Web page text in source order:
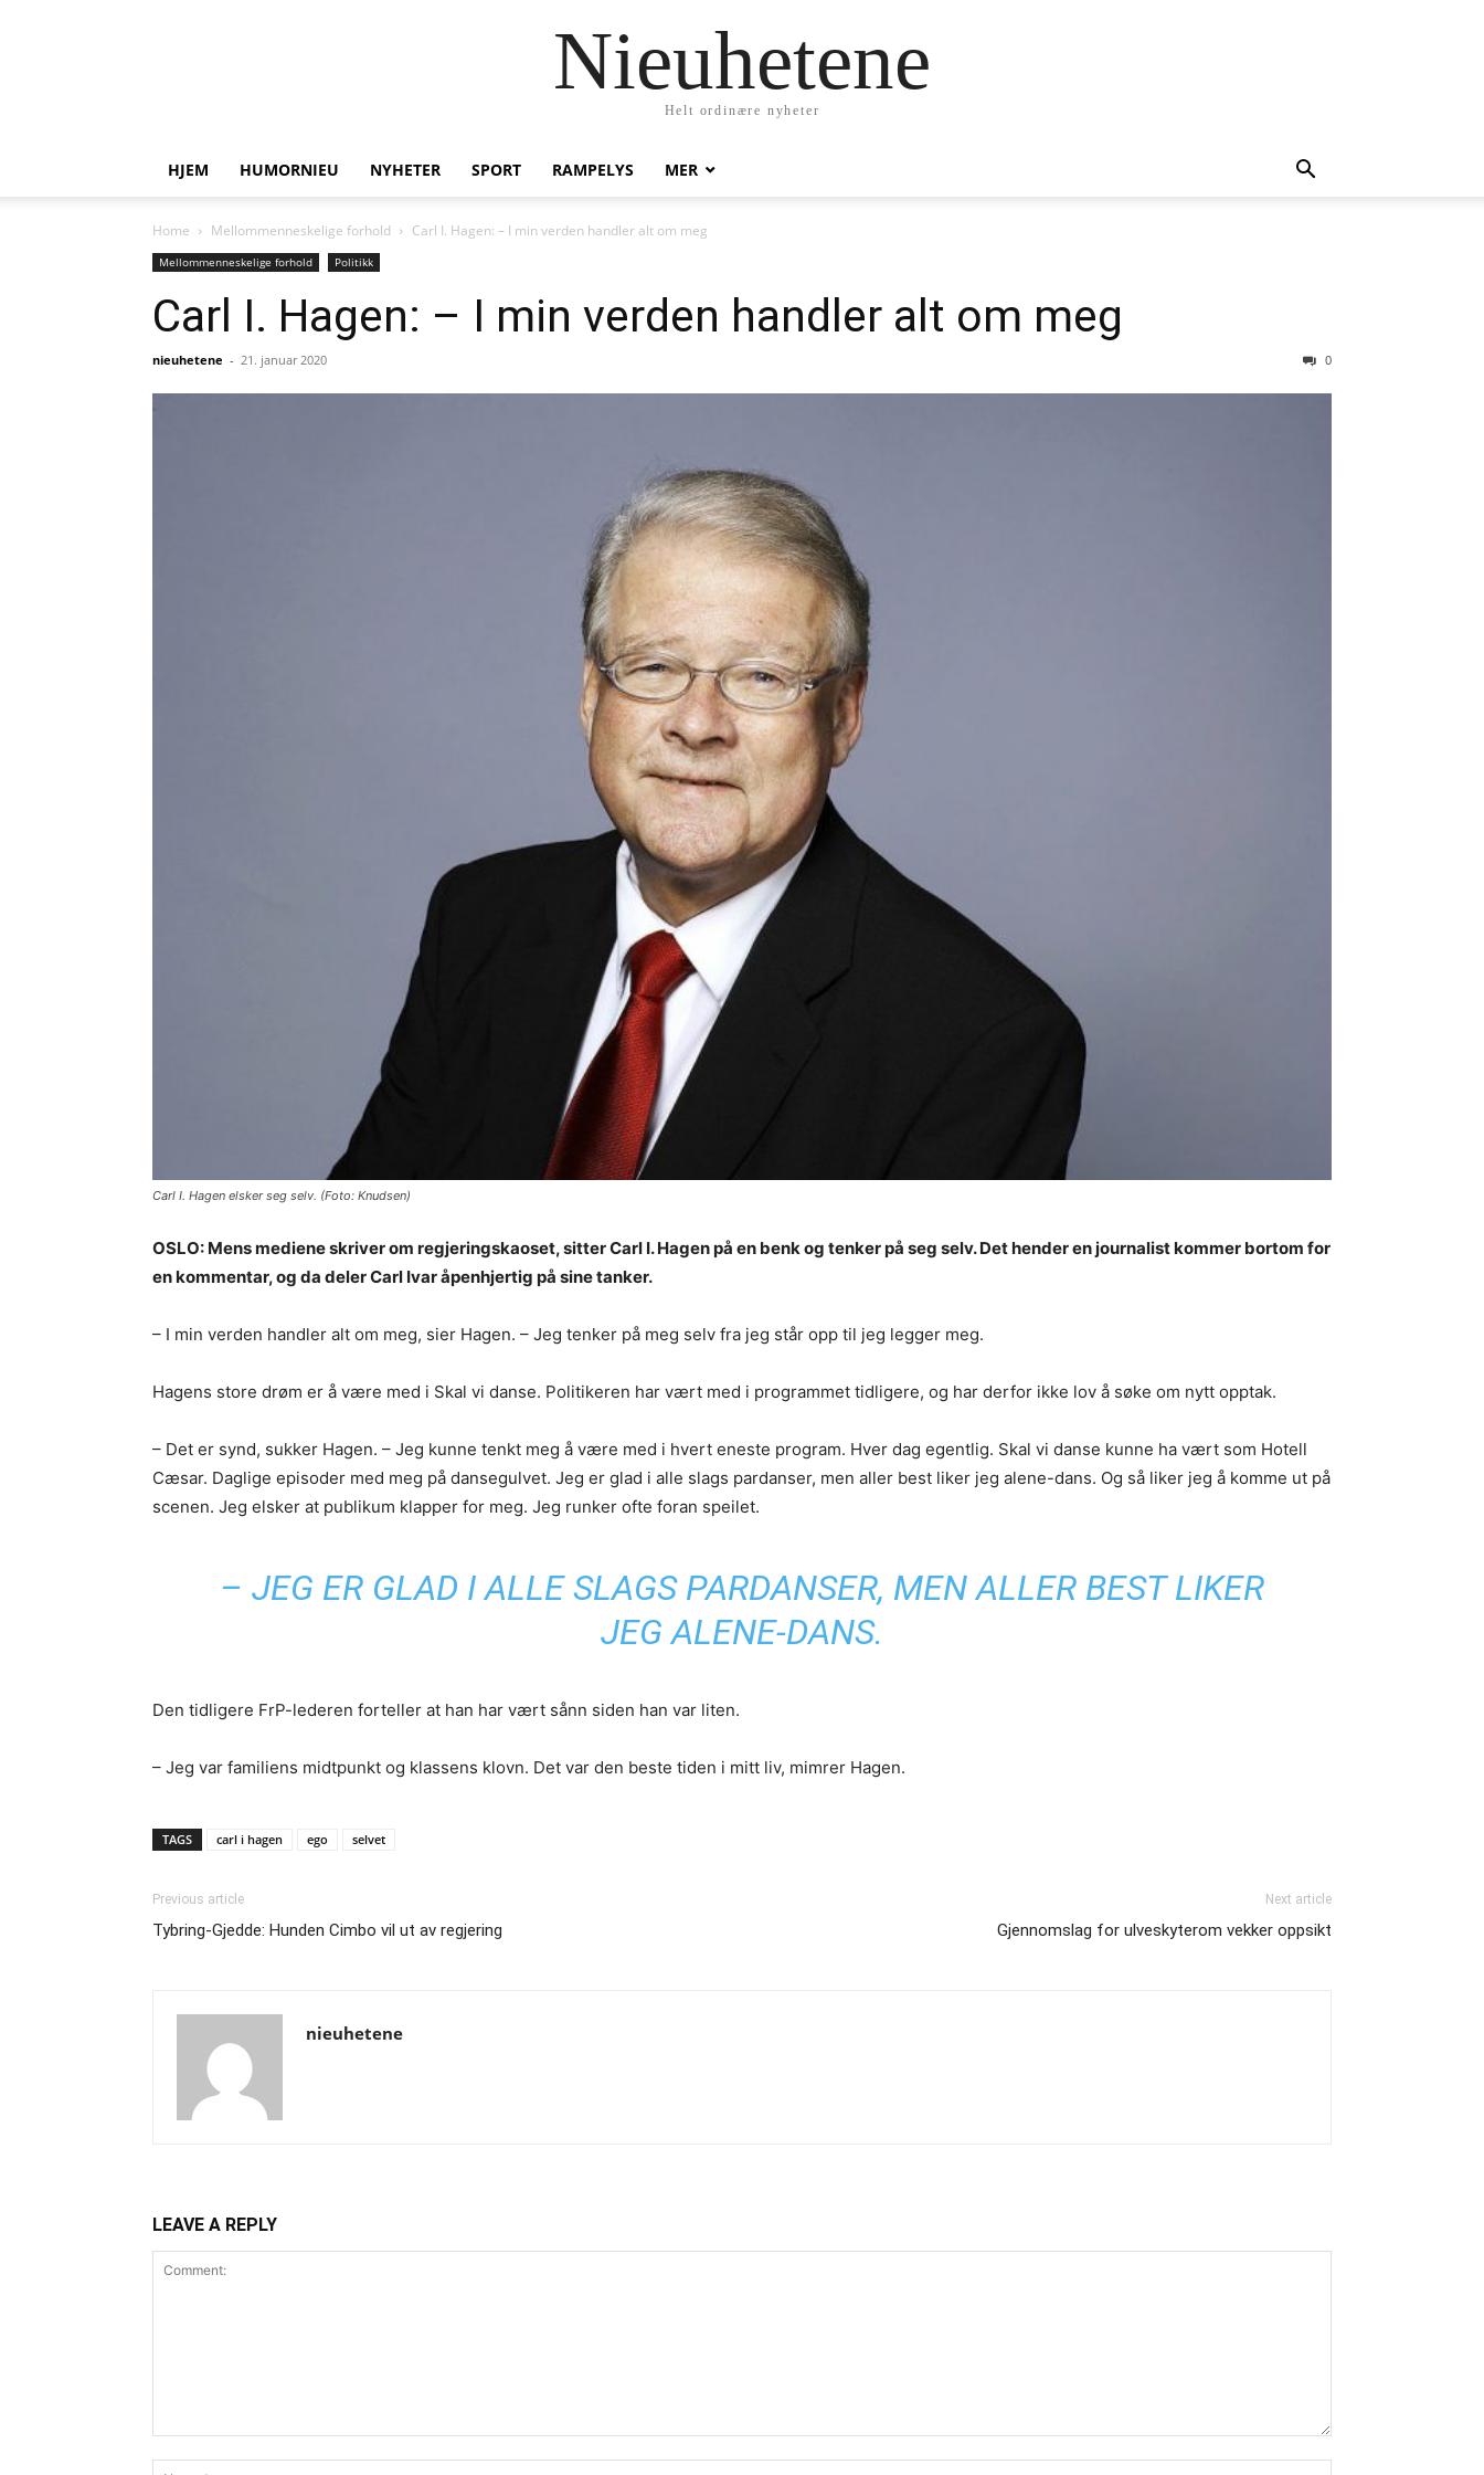
Nieuhetene
Helt ordinære nyheter
HJEM HUMORNIEU NYHETER SPORT RAMPELYS MER
Home Mellommenneskelige forhold Carl I. Hagen: – I min verden handler alt om meg
Mellommenneskelige forhold Politikk
Carl I. Hagen: – I min verden handler alt om meg
nieuhetene - 21. januar 2020 0
Carl I. Hagen elsker seg selv. (Foto: Knudsen)
OSLO: Mens mediene skriver om regjeringskaoset, sitter Carl I. Hagen på en benk og tenker på seg selv. Det hender en journalist kommer bortom for
en kommentar, og da deler Carl Ivar åpenhjertig på sine tanker.
– I min verden handler alt om meg, sier Hagen. – Jeg tenker på meg selv fra jeg står opp til jeg legger meg.
Hagens store drøm er å være med i Skal vi danse. Politikeren har vært med i programmet tidligere, og har derfor ikke lov å søke om nytt opptak.
– Det er synd, sukker Hagen. – Jeg kunne tenkt meg å være med i hvert eneste program. Hver dag egentlig. Skal vi danse kunne ha vært som Hotell
Cæsar. Daglige episoder med meg på dansegulvet. Jeg er glad i alle slags pardanser, men aller best liker jeg alene-dans. Og så liker jeg å komme ut på
scenen. Jeg elsker at publikum klapper for meg. Jeg runker ofte foran speilet.
– JEG ER GLAD I ALLE SLAGS PARDANSER, MEN ALLER BEST LIKER
JEG ALENE-DANS.
Den tidligere FrP-lederen forteller at han har vært sånn siden han var liten.
– Jeg var familiens midtpunkt og klassens klovn. Det var den beste tiden i mitt liv, mimrer Hagen.
TAGS carl i hagen ego selvet
Previous article
Tybring-Gjedde: Hunden Cimbo vil ut av regjering
Next article
Gjennomslag for ulveskyterom vekker oppsikt
nieuhetene
LEAVE A REPLY